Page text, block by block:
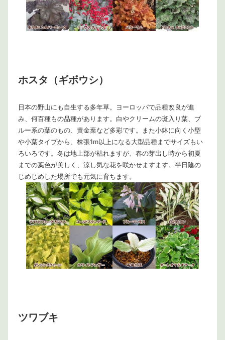
ホスタ（ギボウシ）
日本の野山にも自生する多年草。ヨーロッパで品種改良が進
み、何百種もの品種があります。白やクリームの斑入り葉、ブ
ルー系の葉のもの、黄金葉など多彩です。また小鉢に向く小型
や小葉タイプから、株張1m以上になる大型品種までサイズもい
ろいろです。冬は地上部が枯れますが、春の芽出し時から初夏
までの葉色が美しく、涼し気な花を咲かせますます。半日陰の
じめじめした場所でも元気に育ちます。
ツワブキ